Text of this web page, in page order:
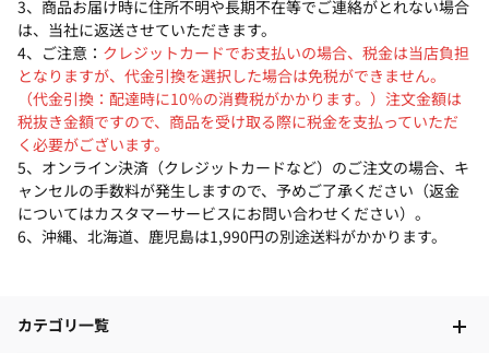
3、商品お届け時に住所不明や長期不在等でご連絡がとれない場合
は、当社に返送させていただきます。
4、ご注意： クレジットカードでお支払いの場合、税金は当店負担
となりますが、代金引換を選択した場合は免税ができません。
（代金引換：配達時に10％の消費税がかかります。）注文金額は
税抜き金額ですので、商品を受け取る際に税金を支払っていただ
く必要がございます。
5、オンライン決済（クレジットカードなど）のご注文の場合、キ
ャンセルの手数料が発生しますので、予めご了承ください（返金
についてはカスタマーサービスにお問い合わせください）。
6、沖縄、北海道、鹿児島は1,990円の別途送料がかかります。
カテゴリ一覧